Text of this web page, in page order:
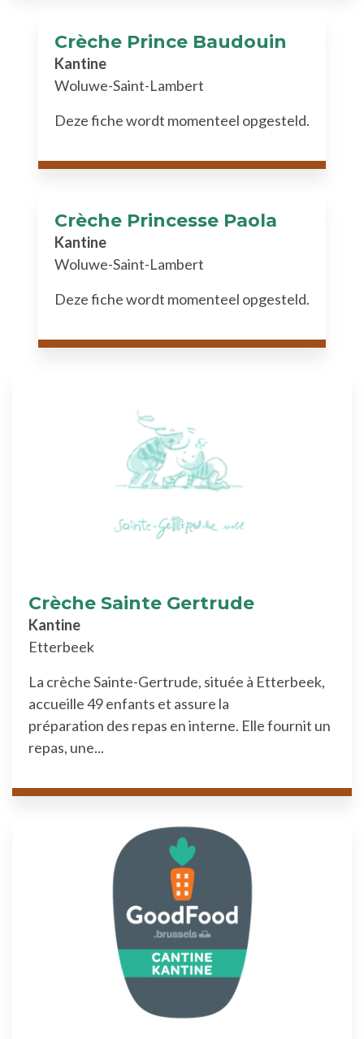
Crèche Prince Baudouin
Kantine
Woluwe-Saint-Lambert
Deze fiche wordt momenteel opgesteld.
Crèche Princesse Paola
Kantine
Woluwe-Saint-Lambert
Deze fiche wordt momenteel opgesteld.
Crèche Sainte Gertrude
Kantine
Etterbeek
La crèche Sainte-Gertrude, située à Etterbeek,
accueille 49 enfants et assure la
préparation des repas en interne. Elle fournit un
repas, une...